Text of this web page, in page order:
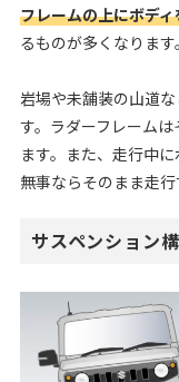
フレームの上にボデ
るものが多くなります。
岩場や未舗装の山道
す。ラダーフレーム
ます。また、走行中
無事ならそのまま走行
サスペンション